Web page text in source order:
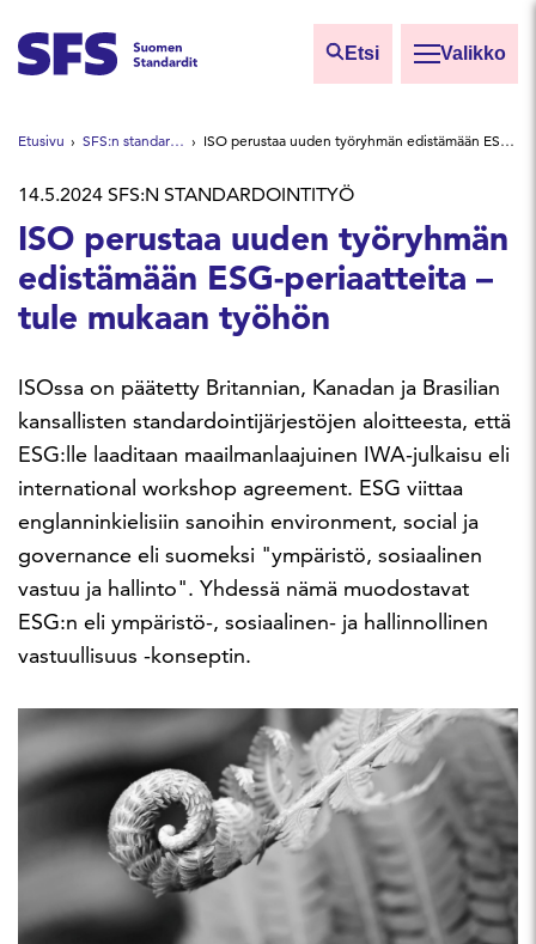
Etsi Valikko
Etsi sivuilta
Hae hakutermillä
Etusivu SFS:n standardoinnin uutiset ISO perustaa uuden työryhmän edistämään ESG-periaatteita – tule mukaan työhön
14.5.2024 SFS:N STANDARDOINTITYÖ
ISO perustaa uuden työryhmän
edistämään ESG-periaatteita –
tule mukaan työhön
ISOssa on päätetty Britannian, Kanadan ja Brasilian
kansallisten standardointijärjestöjen aloitteesta, että
ESG:lle laaditaan maailmanlaajuinen IWA-julkaisu eli
international workshop agreement. ESG viittaa
englanninkielisiin sanoihin environment, social ja
governance eli suomeksi "ympäristö, sosiaalinen
vastuu ja hallinto". Yhdessä nämä muodostavat
ESG:n eli ympäristö-, sosiaalinen- ja hallinnollinen
vastuullisuus -konseptin.